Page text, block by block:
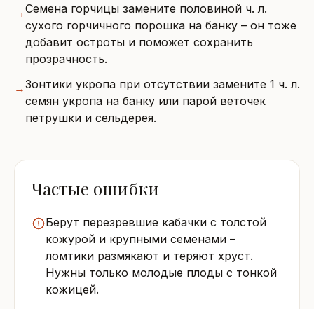
→Семена горчицы замените половиной ч. л.
сухого горчичного порошка на банку – он тоже
добавит остроты и поможет сохранить
прозрачность.
→Зонтики укропа при отсутствии замените 1 ч. л.
семян укропа на банку или парой веточек
петрушки и сельдерея.
Частые ошибки
Берут перезревшие кабачки с толстой
кожурой и крупными семенами –
ломтики размякают и теряют хруст.
Нужны только молодые плоды с тонкой
кожицей.